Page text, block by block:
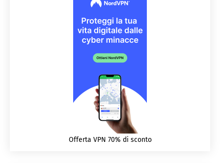
Offerta VPN 70% di sconto